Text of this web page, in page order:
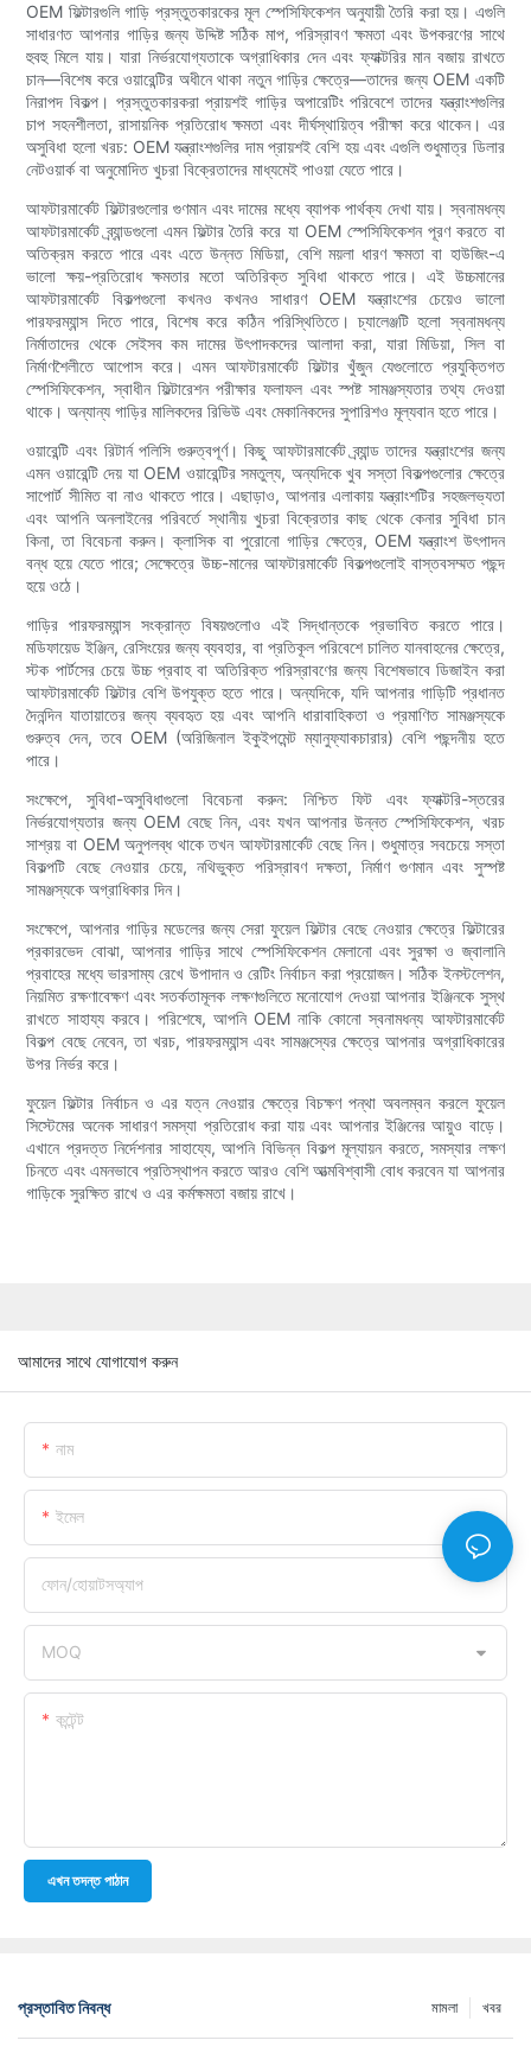
OEM ফিল্টারগুলি গাড়ি প্রস্তুতকারকের মূল স্পেসিফিকেশন অনুযায়ী তৈরি করা হয়। এগুলি
সাধারণত আপনার গাড়ির জন্য উদ্দিষ্ট সঠিক মাপ, পরিস্রাবণ ক্ষমতা এবং উপকরণের সাথে
হুবহু মিলে যায়। যারা নির্ভরযোগ্যতাকে অগ্রাধিকার দেন এবং ফ্যাক্টরির মান বজায় রাখতে
চান—বিশেষ করে ওয়ারেন্টির অধীনে থাকা নতুন গাড়ির ক্ষেত্রে—তাদের জন্য OEM একটি
নিরাপদ বিকল্প। প্রস্তুতকারকরা প্রায়শই গাড়ির অপারেটিং পরিবেশে তাদের যন্ত্রাংশগুলির
চাপ সহনশীলতা, রাসায়নিক প্রতিরোধ ক্ষমতা এবং দীর্ঘস্থায়িত্ব পরীক্ষা করে থাকেন। এর
অসুবিধা হলো খরচ: OEM যন্ত্রাংশগুলির দাম প্রায়শই বেশি হয় এবং এগুলি শুধুমাত্র ডিলার
নেটওয়ার্ক বা অনুমোদিত খুচরা বিক্রেতাদের মাধ্যমেই পাওয়া যেতে পারে।
আফটারমার্কেট ফিল্টারগুলোর গুণমান এবং দামের মধ্যে ব্যাপক পার্থক্য দেখা যায়। স্বনামধন্য
আফটারমার্কেট ব্র্যান্ডগুলো এমন ফিল্টার তৈরি করে যা OEM স্পেসিফিকেশন পূরণ করতে বা
অতিক্রম করতে পারে এবং এতে উন্নত মিডিয়া, বেশি ময়লা ধারণ ক্ষমতা বা হাউজিং-এ
ভালো ক্ষয়-প্রতিরোধ ক্ষমতার মতো অতিরিক্ত সুবিধা থাকতে পারে। এই উচ্চমানের
আফটারমার্কেট বিকল্পগুলো কখনও কখনও সাধারণ OEM যন্ত্রাংশের চেয়েও ভালো
পারফরম্যান্স দিতে পারে, বিশেষ করে কঠিন পরিস্থিতিতে। চ্যালেঞ্জটি হলো স্বনামধন্য
নির্মাতাদের থেকে সেইসব কম দামের উৎপাদকদের আলাদা করা, যারা মিডিয়া, সিল বা
নির্মাণশৈলীতে আপোস করে। এমন আফটারমার্কেট ফিল্টার খুঁজুন যেগুলোতে প্রযুক্তিগত
স্পেসিফিকেশন, স্বাধীন ফিল্টারেশন পরীক্ষার ফলাফল এবং স্পষ্ট সামঞ্জস্যতার তথ্য দেওয়া
থাকে। অন্যান্য গাড়ির মালিকদের রিভিউ এবং মেকানিকদের সুপারিশও মূল্যবান হতে পারে।
ওয়ারেন্টি এবং রিটার্ন পলিসি গুরুত্বপূর্ণ। কিছু আফটারমার্কেট ব্র্যান্ড তাদের যন্ত্রাংশের জন্য
এমন ওয়ারেন্টি দেয় যা OEM ওয়ারেন্টির সমতুল্য, অন্যদিকে খুব সস্তা বিকল্পগুলোর ক্ষেত্রে
সাপোর্ট সীমিত বা নাও থাকতে পারে। এছাড়াও, আপনার এলাকায় যন্ত্রাংশটির সহজলভ্যতা
এবং আপনি অনলাইনের পরিবর্তে স্থানীয় খুচরা বিক্রেতার কাছ থেকে কেনার সুবিধা চান
কিনা, তা বিবেচনা করুন। ক্লাসিক বা পুরোনো গাড়ির ক্ষেত্রে, OEM যন্ত্রাংশ উৎপাদন
বন্ধ হয়ে যেতে পারে; সেক্ষেত্রে উচ্চ-মানের আফটারমার্কেট বিকল্পগুলোই বাস্তবসম্মত পছন্দ
হয়ে ওঠে।
গাড়ির পারফরম্যান্স সংক্রান্ত বিষয়গুলোও এই সিদ্ধান্তকে প্রভাবিত করতে পারে।
মডিফায়েড ইঞ্জিন, রেসিংয়ের জন্য ব্যবহার, বা প্রতিকূল পরিবেশে চালিত যানবাহনের ক্ষেত্রে,
স্টক পার্টসের চেয়ে উচ্চ প্রবাহ বা অতিরিক্ত পরিস্রাবণের জন্য বিশেষভাবে ডিজাইন করা
আফটারমার্কেট ফিল্টার বেশি উপযুক্ত হতে পারে। অন্যদিকে, যদি আপনার গাড়িটি প্রধানত
দৈনন্দিন যাতায়াতের জন্য ব্যবহৃত হয় এবং আপনি ধারাবাহিকতা ও প্রমাণিত সামঞ্জস্যকে
গুরুত্ব দেন, তবে OEM (অরিজিনাল ইকুইপমেন্ট ম্যানুফ্যাকচারার) বেশি পছন্দনীয় হতে
পারে।
সংক্ষেপে, সুবিধা-অসুবিধাগুলো বিবেচনা করুন: নিশ্চিত ফিট এবং ফ্যাক্টরি-স্তরের
নির্ভরযোগ্যতার জন্য OEM বেছে নিন, এবং যখন আপনার উন্নত স্পেসিফিকেশন, খরচ
সাশ্রয় বা OEM অনুপলব্ধ থাকে তখন আফটারমার্কেট বেছে নিন। শুধুমাত্র সবচেয়ে সস্তা
বিকল্পটি বেছে নেওয়ার চেয়ে, নথিভুক্ত পরিস্রাবণ দক্ষতা, নির্মাণ গুণমান এবং সুস্পষ্ট
সামঞ্জস্যকে অগ্রাধিকার দিন।
সংক্ষেপে, আপনার গাড়ির মডেলের জন্য সেরা ফুয়েল ফিল্টার বেছে নেওয়ার ক্ষেত্রে ফিল্টারের
প্রকারভেদ বোঝা, আপনার গাড়ির সাথে স্পেসিফিকেশন মেলানো এবং সুরক্ষা ও জ্বালানি
প্রবাহের মধ্যে ভারসাম্য রেখে উপাদান ও রেটিং নির্বাচন করা প্রয়োজন। সঠিক ইনস্টলেশন,
নিয়মিত রক্ষণাবেক্ষণ এবং সতর্কতামূলক লক্ষণগুলিতে মনোযোগ দেওয়া আপনার ইঞ্জিনকে সুস্থ
রাখতে সাহায্য করবে। পরিশেষে, আপনি OEM নাকি কোনো স্বনামধন্য আফটারমার্কেট
বিকল্প বেছে নেবেন, তা খরচ, পারফরম্যান্স এবং সামঞ্জস্যের ক্ষেত্রে আপনার অগ্রাধিকারের
উপর নির্ভর করে।
ফুয়েল ফিল্টার নির্বাচন ও এর যত্ন নেওয়ার ক্ষেত্রে বিচক্ষণ পন্থা অবলম্বন করলে ফুয়েল
সিস্টেমের অনেক সাধারণ সমস্যা প্রতিরোধ করা যায় এবং আপনার ইঞ্জিনের আয়ুও বাড়ে।
এখানে প্রদত্ত নির্দেশনার সাহায্যে, আপনি বিভিন্ন বিকল্প মূল্যায়ন করতে, সমস্যার লক্ষণ
চিনতে এবং এমনভাবে প্রতিস্থাপন করতে আরও বেশি আত্মবিশ্বাসী বোধ করবেন যা আপনার
গাড়িকে সুরক্ষিত রাখে ও এর কর্মক্ষমতা বজায় রাখে।
আমাদের সাথে যোগাযোগ করুন
নাম
ইমেল
ফোন/হোয়াটসঅ্যাপ
MOQ
কন্টেন্ট
এখন তদন্ত পাঠান
প্রস্তাবিত নিবন্ধ খবর
মামলা